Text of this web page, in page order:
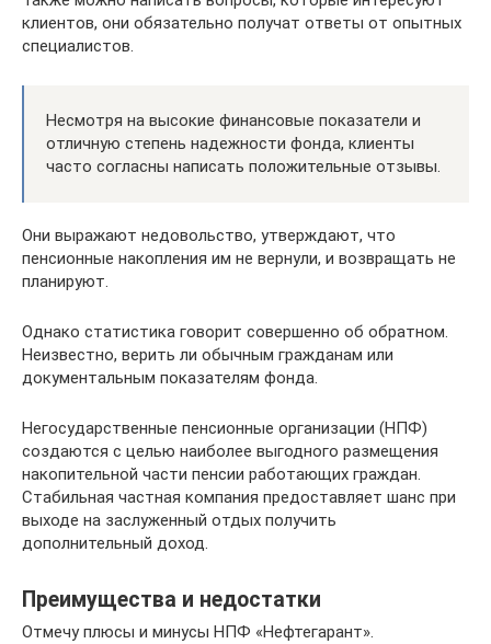
клиентов, они обязательно получат ответы от опытных
специалистов.
Несмотря на высокие финансовые показатели и
отличную степень надежности фонда, клиенты
часто согласны написать положительные отзывы.
Они выражают недовольство, утверждают, что
пенсионные накопления им не вернули, и возвращать не
планируют.
Однако статистика говорит совершенно об обратном.
Неизвестно, верить ли обычным гражданам или
документальным показателям фонда.
Негосударственные пенсионные организации (НПФ)
создаются с целью наиболее выгодного размещения
накопительной части пенсии работающих граждан.
Стабильная частная компания предоставляет шанс при
выходе на заслуженный отдых получить
дополнительный доход.
Преимущества и недостатки
Отмечу плюсы и минусы НПФ «Нефтегарант».